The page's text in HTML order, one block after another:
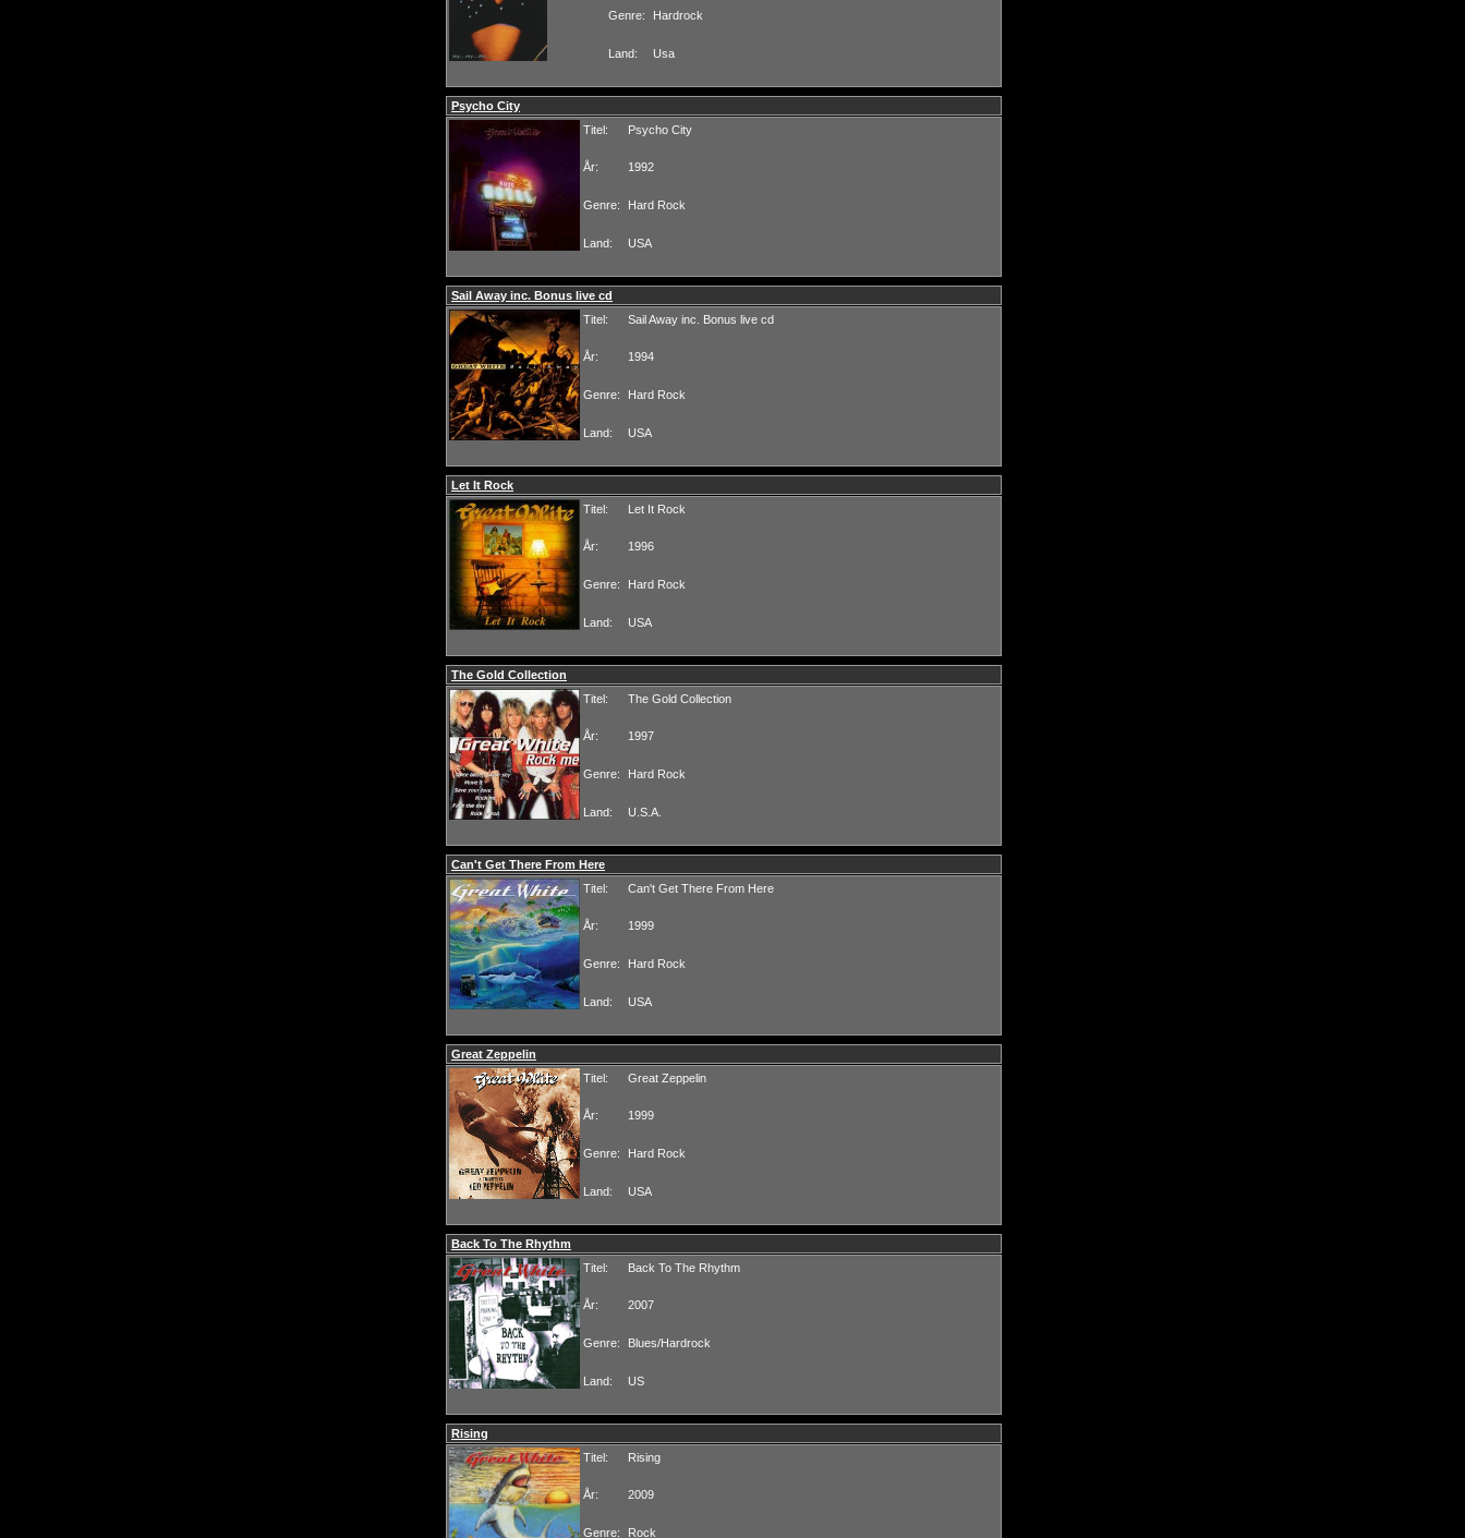
Genre: Hardrock
Land: Usa
Psycho City
Titel:
Psycho City
År: 1992
Genre: Hard Rock
Land: USA
Sail Away inc. Bonus live cd
Titel:
Sail Away inc. Bonus live cd
År: 1994
Genre: Hard Rock
Land: USA
Let It Rock
Titel:
Let It Rock
År: 1996
Genre: Hard Rock
Land: USA
The Gold Collection
Titel:
The Gold Collection
År: 1997
Genre: Hard Rock
Land: U.S.A.
Can't Get There From Here
Titel:
Can't Get There From Here
År: 1999
Genre: Hard Rock
Land: USA
Great Zeppelin
Titel:
Great Zeppelin
År: 1999
Genre: Hard Rock
Land: USA
Back To The Rhythm
Titel:
Back To The Rhythm
År: 2007
Genre: Blues/Hardrock
Land: US
Rising
Titel:
Rising
År: 2009
Genre: Rock